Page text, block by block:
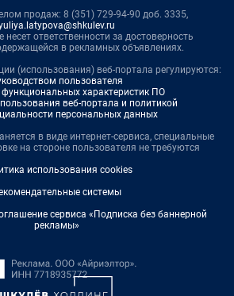
продаж: 8 (351) 729-94-90 доб. 3335,
несет ответственности за достоверность
в рекламных объявлениях.
(использования) веб-портала регулируются:
пользователя
характеристик ПО
веб-портала и политикой
персональных данных
в виде интернет-сервиса, специальные
на стороне пользователя не требуются
использования cookies
системы
сервиса «Подписка без баннерной
рекламы»